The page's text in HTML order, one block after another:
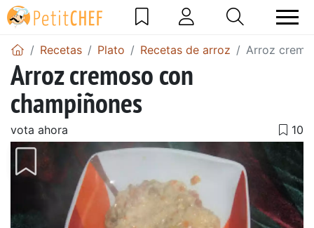
Recetas Plato Recetas de arroz Arroz
Arroz cremoso con
champiñones
vota ahora